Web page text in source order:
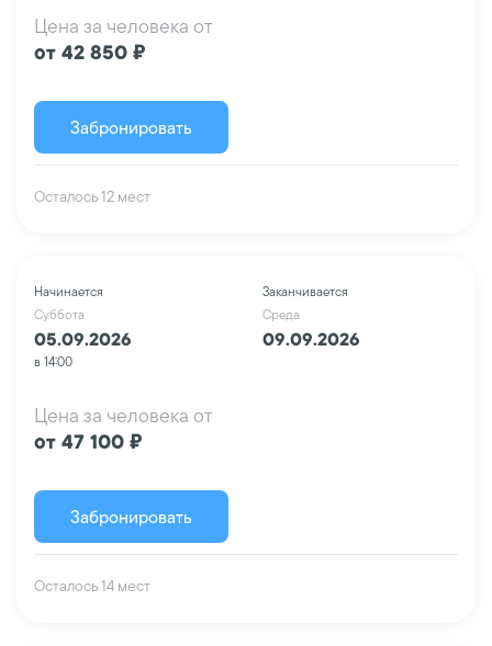
Цена за человека от
от 42 850 ₽
Забронировать
Осталось 12 мест
Начинается
Суббота
05.09.2026
в 14:00
Заканчивается
Среда
09.09.2026
Цена за человека от
от 47 100 ₽
Забронировать
Осталось 14 мест